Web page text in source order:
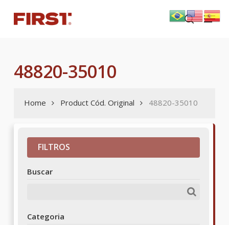
main
search
Menu
48820-35010
Home Product Cód. Original 48820-35010
FILTROS
Buscar
Categoria